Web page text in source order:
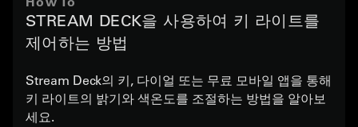
STREAM DECK을 사용하여 키 라이트를
제어하는 방법
Stream Deck의 키, 다이얼 또는 무료 모바일 앱을 통해
키 라이트의 밝기와 색온도를 조절하는 방법을 알아보
세요.